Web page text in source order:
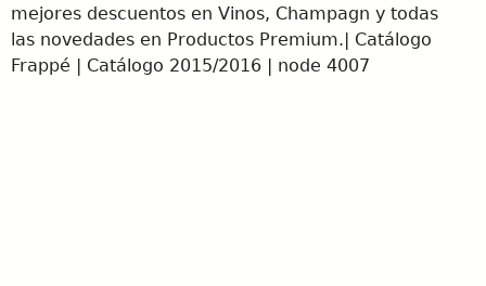
mejores descuentos en Vinos, Champagn y todas
las novedades en Productos Premium.| Catálogo
Frappé | Catálogo 2015/2016 | node 4007